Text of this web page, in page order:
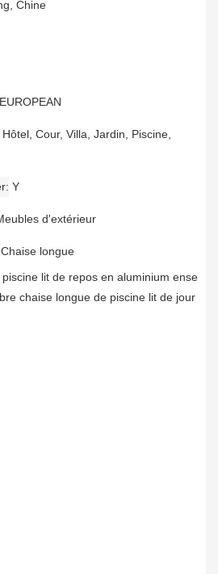
Chine
EUROPEAN
Cour, Villa, Jardin, Piscine,
Y
d'extérieur
Chaise longue